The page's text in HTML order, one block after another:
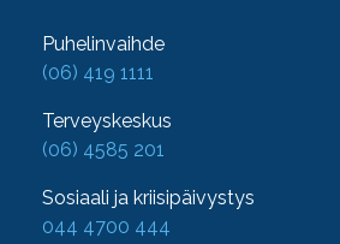
Puhelinvaihde
(06) 419 1111
Terveyskeskus
(06) 4585 201
Sosiaali ja kriisipäivystys
044 4700 444